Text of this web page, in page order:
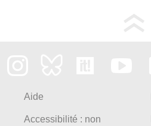
Aide
Accessibilité : non